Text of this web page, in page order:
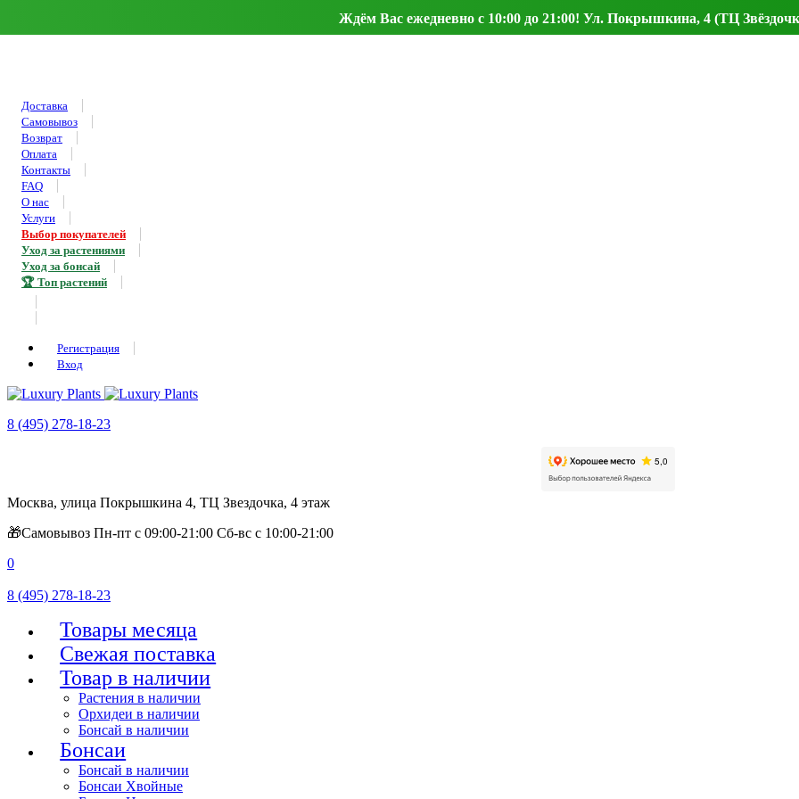
Ждём Вас ежедневно с 10:00 до 21:00! Ул. Покрышкина, 4 (ТЦ
Доставка
Самовывоз
Возврат
Оплата
Контакты
FAQ
О нас
Услуги
Выбор покупателей
Уход за растениями
Уход за бонсай
🏆 Топ растений
Регистрация
Вход
8 (495) 278-18-23
Москва, улица Покрышкина 4, ТЦ Звездочка, 4 этаж
🎁Самовывоз Пн-пт с 09:00-21:00 Сб-вс с 10:00-21:00
0
8 (495) 278-18-23
Товары месяца
Свежая поставка
Товар в наличии
Растения в наличии
Орхидеи в наличии
Бонсай в наличии
Бонсаи
Бонсай в наличии
Бонсаи Хвойные